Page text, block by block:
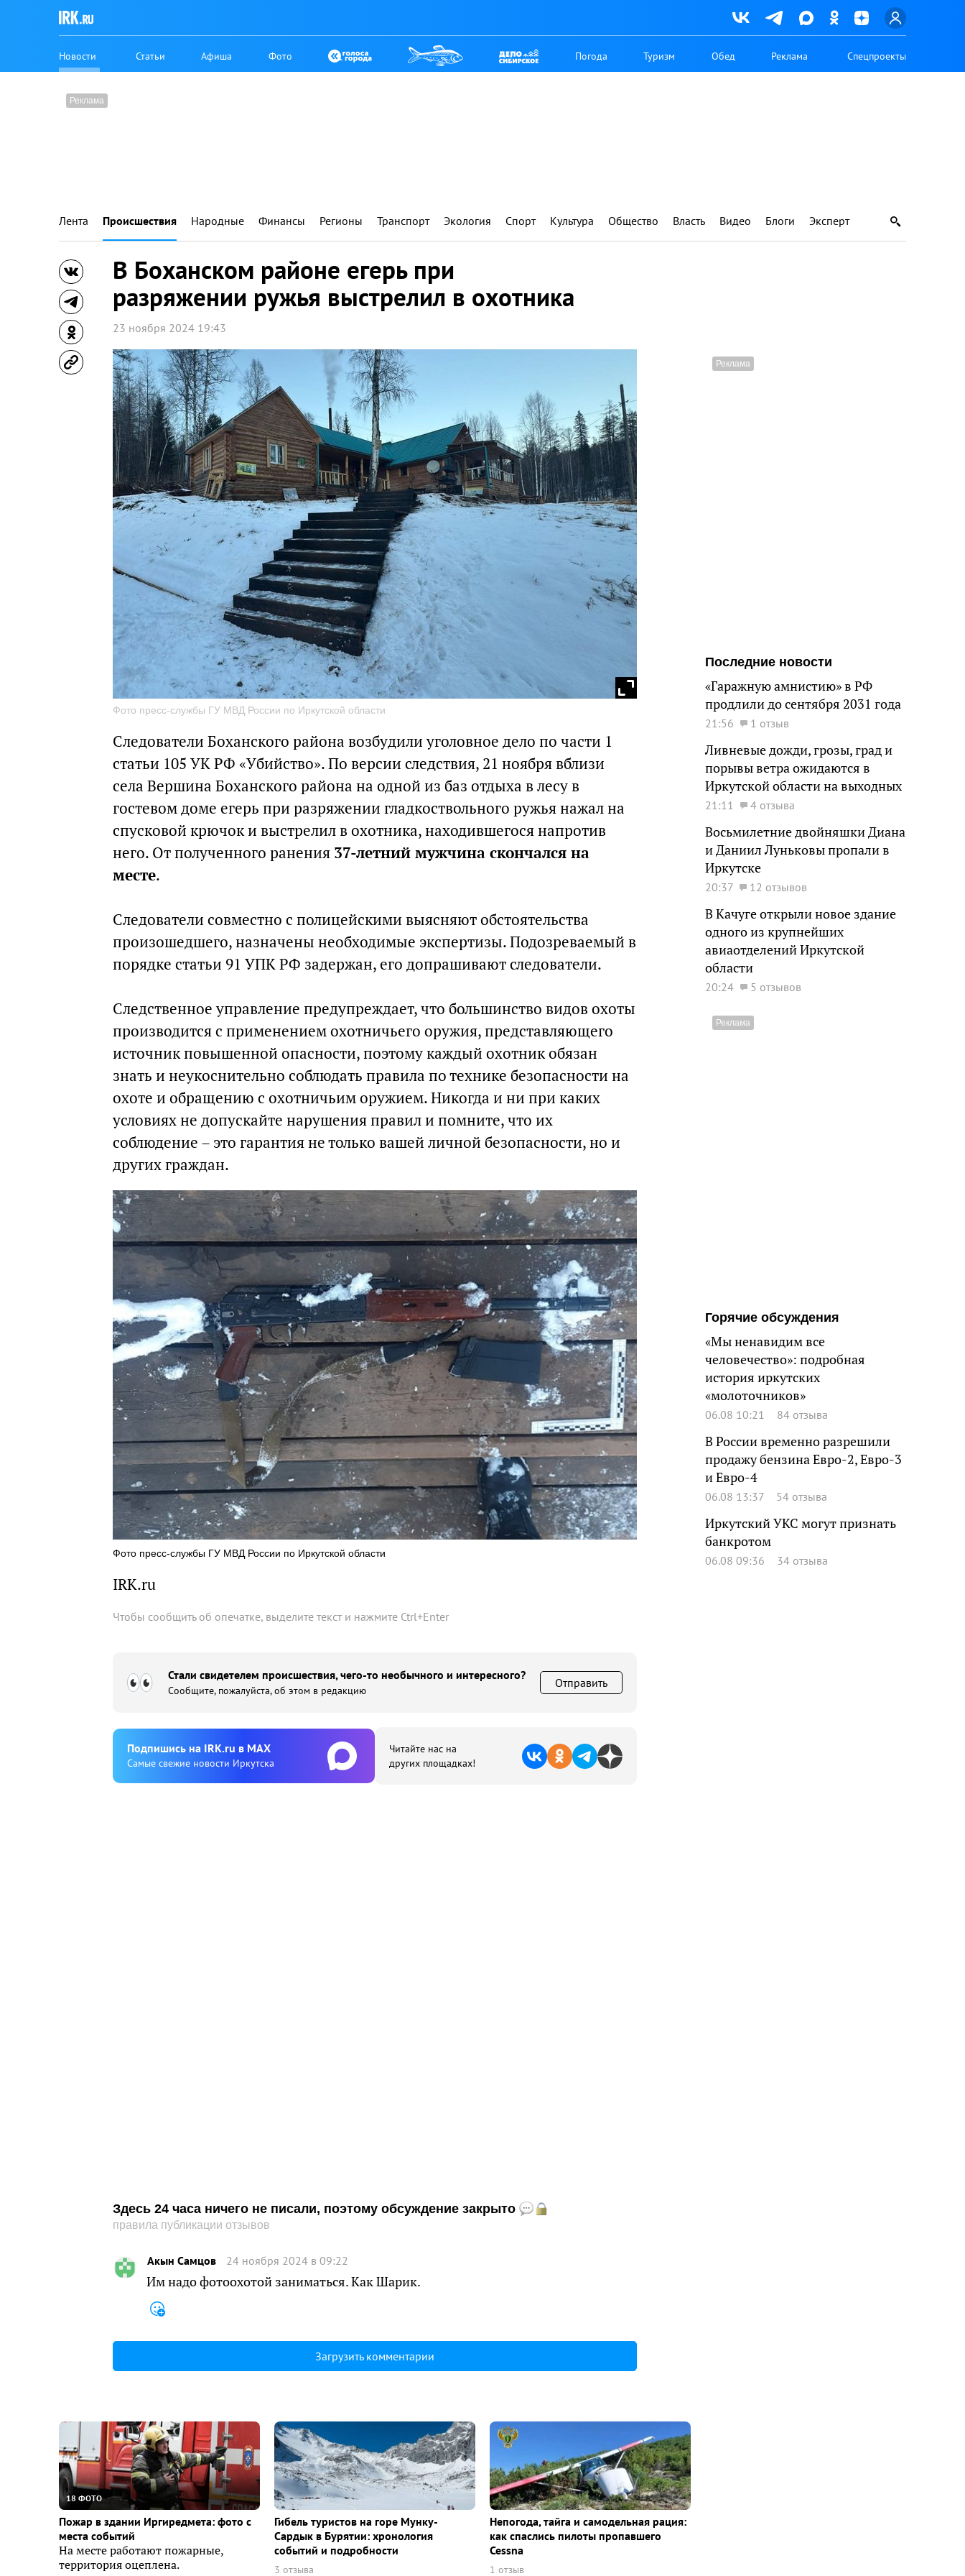
Новости Статьи Афиша Фото Погода Туризм Обед Реклама Спецпроекты
Лента Происшествия Народные Финансы Регионы Транспорт Экология Спорт Культура Общество Власть Видео Блоги Эксперт
В Боханском районе егерь при
разряжении ружья выстрелил в охотника
23 ноября 2024 19:43
Фото пресс-службы ГУ МВД России по Иркутской области
Следователи Боханского района возбудили уголовное дело по части 1
статьи 105 УК РФ «Убийство». По версии следствия, 21 ноября вблизи
села Вершина Боханского района на одной из баз отдыха в лесу в
гостевом доме егерь при разряжении гладкоствольного ружья нажал на
спусковой крючок и выстрелил в охотника, находившегося напротив
него. От полученного ранения 37-летний мужчина скончался на
месте.
Следователи совместно с полицейскими выясняют обстоятельства
произошедшего, назначены необходимые экспертизы. Подозреваемый в
порядке статьи 91 УПК РФ задержан, его допрашивают следователи.
Следственное управление предупреждает, что большинство видов охоты
производится с применением охотничьего оружия, представляющего
источник повышенной опасности, поэтому каждый охотник обязан
знать и неукоснительно соблюдать правила по технике безопасности на
охоте и обращению с охотничьим оружием. Никогда и ни при каких
условиях не допускайте нарушения правил и помните, что их
соблюдение – это гарантия не только вашей личной безопасности, но и
других граждан.
Фото пресс-службы ГУ МВД России по Иркутской области
IRK.ru
Чтобы сообщить об опечатке, выделите текст и нажмите Ctrl+Enter
Стали свидетелем происшествия, чего-то необычного и интересного?
Сообщите, пожалуйста, об этом в редакцию
Отправить
Подпишиcь на IRK.ru в MAX
Cамые свежие новости Иркутска
Читайте нас на
других площадках!
Здесь 24 часа ничего не писали, поэтому обсуждение закрыто
правила публикации отзывов
Акын Самцов 24 ноября 2024 в 09:22
Им надо фотоохотой заниматься. Как Шарик.
Загрузить комментарии
Последние новости
«Гаражную амнистию» в РФ
продлили до сентября 2031 года
21:56 1 отзыв
Ливневые дожди, грозы, град и
порывы ветра ожидаются в
Иркутской области на выходных
21:11 4 отзыва
Восьмилетние двойняшки Диана
и Даниил Луньковы пропали в
Иркутске
20:37 12 отзывов
В Качуге открыли новое здание
одного из крупнейших
авиаотделений Иркутской
области
20:24 5 отзывов
Горячие обсуждения
«Мы ненавидим все
человечество»: подробная
история иркутских
«молоточников»
06.08 10:21 84 отзыва
В России временно разрешили
продажу бензина Евро-2, Евро-3
и Евро-4
06.08 13:37 54 отзыва
Иркутский УКС могут признать
банкротом
06.08 09:36 34 отзыва
18 ФОТО
Пожар в здании Иргиредмета: фото с
места событий
На месте работают пожарные,
территория оцеплена.
Гибель туристов на горе Мунку-
Сардык в Бурятии: хронология
событий и подробности
3 отзыва
Непогода, тайга и самодельная рация:
как спаслись пилоты пропавшего
Cessna
1 отзыв